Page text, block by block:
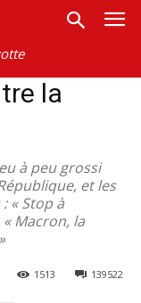
la
à peu grossi
et les
« Stop à
Macron, la
139522
1513